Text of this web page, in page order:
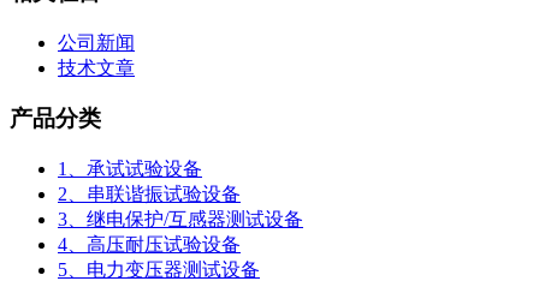
公司新闻
技术文章
产品分类
1、承试试验设备
2、串联谐振试验设备
3、继电保护/互感器测试设备
4、高压耐压试验设备
5、电力变压器测试设备